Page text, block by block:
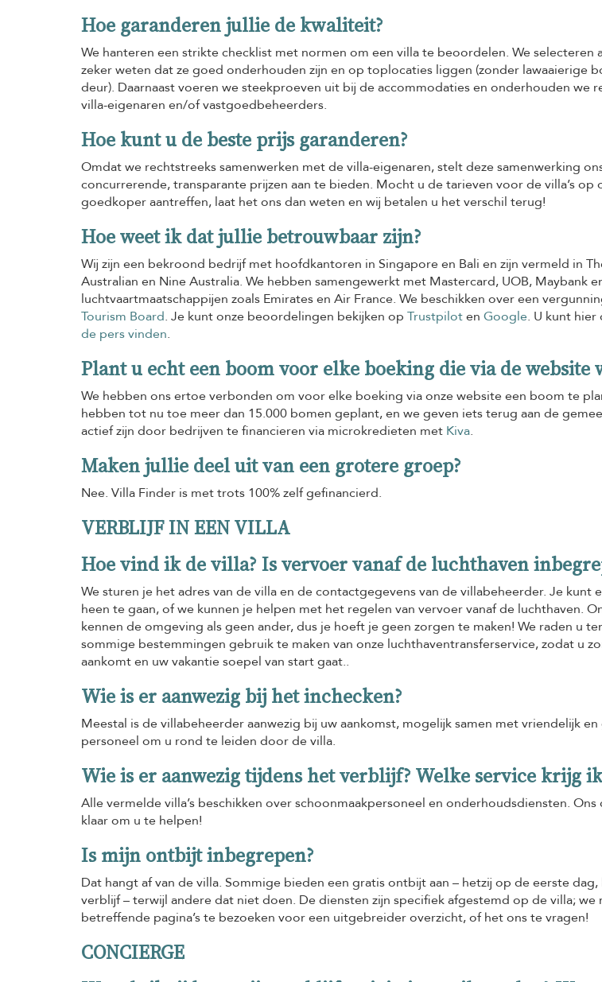
Hoe garanderen jullie de kwaliteit?
We hanteren een strikte checklist met normen om een villa te beoordelen. We selecteren
zeker weten dat ze goed onderhouden zijn en op toplocaties liggen (zonder lawaaierige
deur). Daarnaast voeren we steekproeven uit bij de accommodaties en onderhouden we
villa-eigenaren en/of vastgoedbeheerders.
Hoe kunt u de beste prijs garanderen?
Omdat we rechtstreeks samenwerken met de villa-eigenaren, stelt deze samenwerking
concurrerende, transparante prijzen aan te bieden. Mocht u de tarieven voor de villa’s op
goedkoper aantreffen, laat het ons dan weten en wij betalen u het verschil terug!
Hoe weet ik dat jullie betrouwbaar zijn?
Wij zijn een bekroond bedrijf met hoofdkantoren in Singapore en Bali en zijn vermeld in
Australian en Nine Australia. We hebben samengewerkt met Mastercard, UOB, Maybank
luchtvaartmaatschappijen zoals Emirates en Air France. We beschikken over een
Tourism Board. Je kunt onze beoordelingen bekijken op Trustpiloten Google. U kunt hier
de pers vinden.
Plant u echt een boom voor elke boeking die via de website
We hebben ons ertoe verbonden om voor elke boeking via onze website een boom te
hebben tot nu toe meer dan 15.000 bomen geplant, en we geven iets terug aan de
actief zijn door bedrijven te financieren via microkredieten met Kiva.
Maken jullie deel uit van een grotere groep?
Nee. Villa Finder is met trots 100% zelf gefinancierd.
VERBLIJF IN EEN VILLA
Hoe vind ik de villa? Is vervoer vanaf de luchthaven
We sturen je het adres van de villa en de contactgegevens van de villabeheerder. Je kunt
heen te gaan, of we kunnen je helpen met het regelen van vervoer vanaf de luchthaven.
kennen de omgeving als geen ander, dus je hoeft je geen zorgen te maken! We raden u
sommige bestemmingen gebruik te maken van onze luchthaventransferservice, zodat u
aankomt en uw vakantie soepel van start gaat..
Wie is er aanwezig bij het inchecken?
Meestal is de villabeheerder aanwezig bij uw aankomst, mogelijk samen met vriendelijk
personeel om u rond te leiden door de villa.
Wie is er aanwezig tijdens het verblijf? Welke service krijg
Alle vermelde villa’s beschikken over schoonmaakpersoneel en onderhoudsdiensten.
klaar om u te helpen!
Is mijn ontbijt inbegrepen?
Dat hangt af van de villa. Sommige bieden een gratis ontbijt aan – hetzij op de eerste
verblijf – terwijl andere dat niet doen. De diensten zijn specifiek afgestemd op de villa; we
betreffende pagina’s te bezoeken voor een uitgebreider overzicht, of het ons te vragen!
CONCIERGE